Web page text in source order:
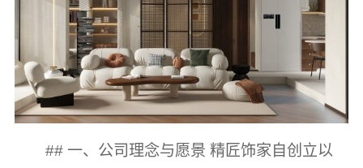
## 一、公司理念与愿景 精匠饰家自创立以